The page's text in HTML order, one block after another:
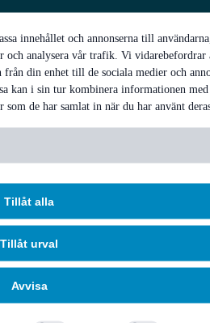
innehållet och annonserna till användarna,
analysera vår trafik. Vi vidarebefordrar
din enhet till de sociala medier och
kan i sin tur kombinera informationen med
de har samlat in när du har använt
Tillåt alla
Tillåt urval
Avvisa